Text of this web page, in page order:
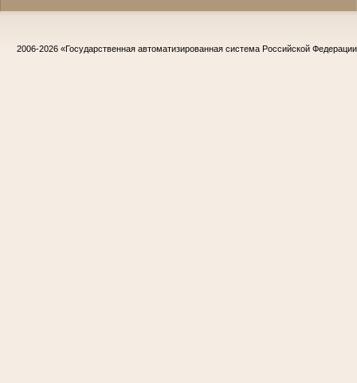
2006-2026 «Государственная автоматизированная система Российской